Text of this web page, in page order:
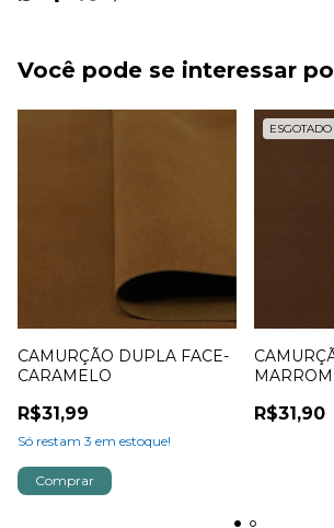
Você pode se interessar
CAMURÇÃO DUPLA FACE-
CARAMELO
R$31,99
Só restam 3 em estoque!
ESGOTADO
MARROM
R$31,90